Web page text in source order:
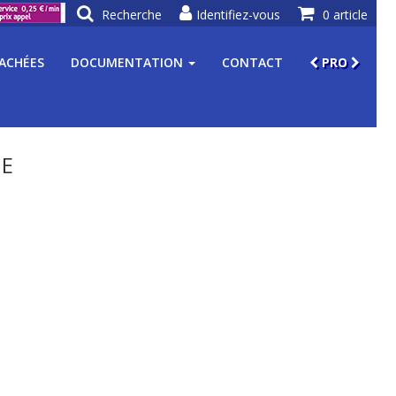
DOCUMENTATION CONTACT PRO
0 article
Identifiez-vous
Recherche